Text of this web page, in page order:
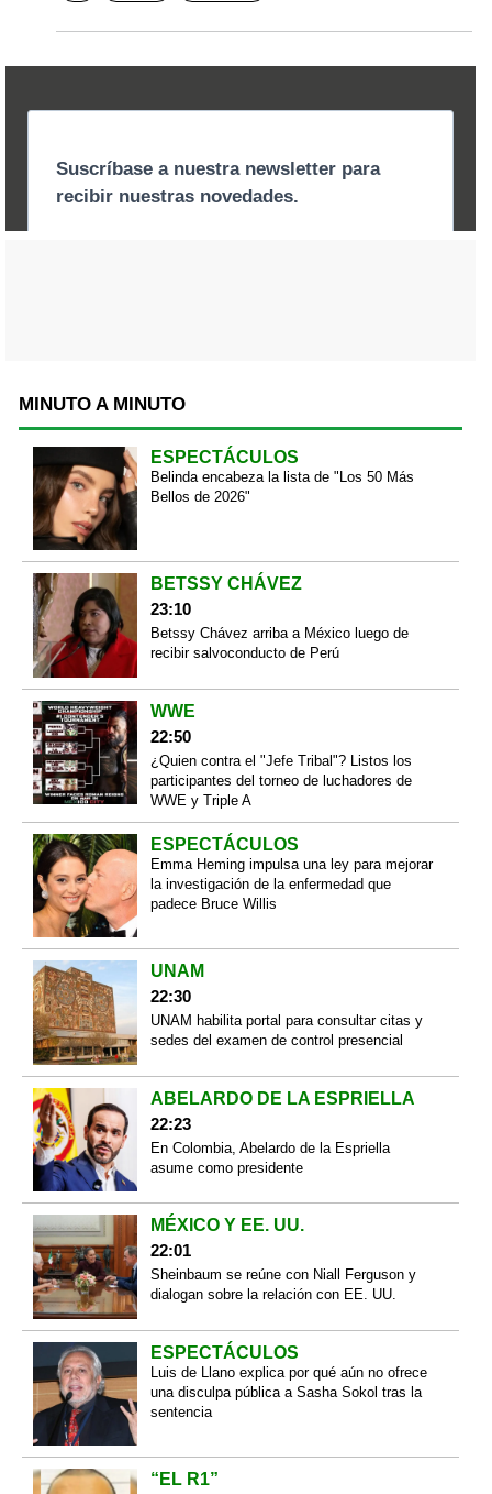
MINUTO A MINUTO
ESPECTÁCULOS
Belinda encabeza la lista de "Los 50 Más
Bellos de 2026"
BETSSY CHÁVEZ
23:10
Betssy Chávez arriba a México luego de
recibir salvoconducto de Perú
WWE
22:50
¿Quien contra el "Jefe Tribal"? Listos los
participantes del torneo de luchadores de
WWE y Triple A
ESPECTÁCULOS
Emma Heming impulsa una ley para mejorar
la investigación de la enfermedad que
padece Bruce Willis
UNAM
22:30
UNAM habilita portal para consultar citas y
sedes del examen de control presencial
ABELARDO DE LA ESPRIELLA
22:23
En Colombia, Abelardo de la Espriella
asume como presidente
MÉXICO Y EE. UU.
22:01
Sheinbaum se reúne con Niall Ferguson y
dialogan sobre la relación con EE. UU.
ESPECTÁCULOS
Luis de Llano explica por qué aún no ofrece
una disculpa pública a Sasha Sokol tras la
sentencia
“EL R1”